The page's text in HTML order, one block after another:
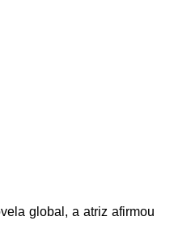
global, a atriz afirmou